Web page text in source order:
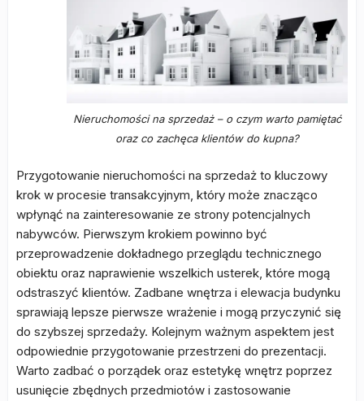
Nieruchomości na sprzedaż – o czym warto pamiętać
oraz co zachęca klientów do kupna?
Przygotowanie nieruchomości na sprzedaż to kluczowy
krok w procesie transakcyjnym, który może znacząco
wpłynąć na zainteresowanie ze strony potencjalnych
nabywców. Pierwszym krokiem powinno być
przeprowadzenie dokładnego przeglądu technicznego
obiektu oraz naprawienie wszelkich usterek, które mogą
odstraszyć klientów. Zadbane wnętrza i elewacja budynku
sprawiają lepsze pierwsze wrażenie i mogą przyczynić się
do szybszej sprzedaży. Kolejnym ważnym aspektem jest
odpowiednie przygotowanie przestrzeni do prezentacji.
Warto zadbać o porządek oraz estetykę wnętrz poprzez
usunięcie zbędnych przedmiotów i zastosowanie